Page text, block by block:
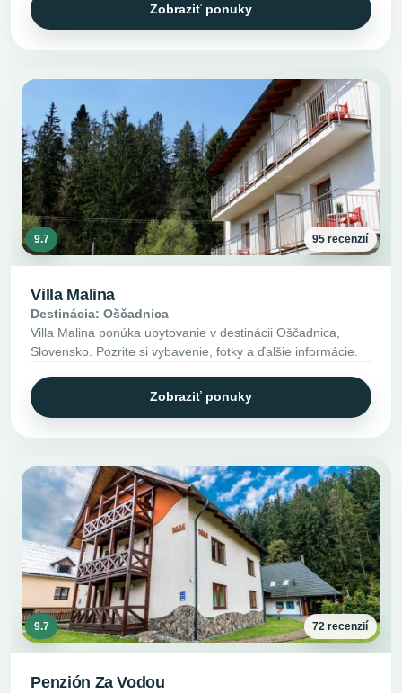
Zobraziť ponuky
9.7 95 recenzií
Villa Malina
Destinácia: Oščadnica
Villa Malina ponúka ubytovanie v destinácii Oščadnica,
Slovensko. Pozrite si vybavenie, fotky a ďalšie informácie.
Zobraziť ponuky
9.7 72 recenzií
Penzión Za Vodou